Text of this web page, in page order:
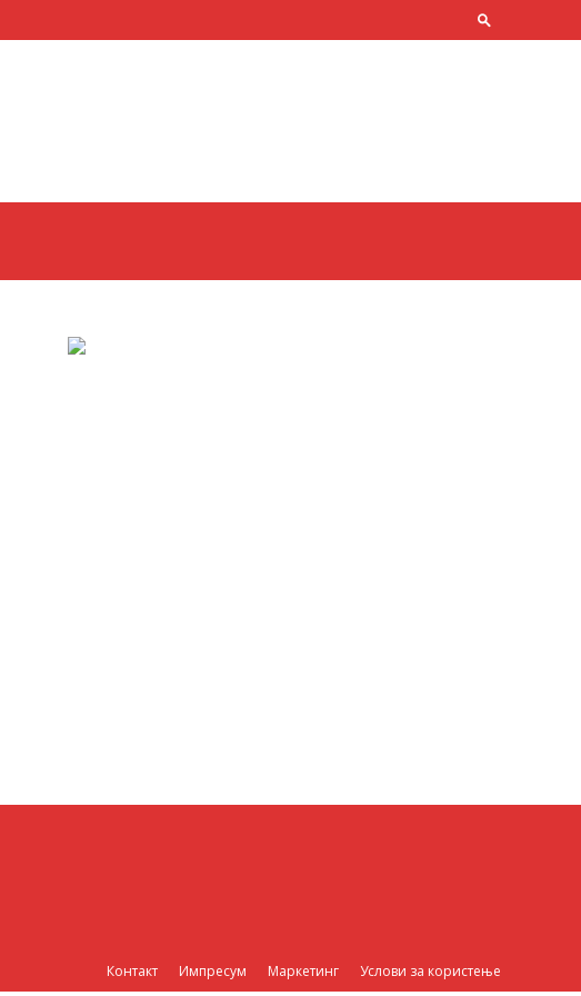
Контакт Импресум Маркетинг Услови за користење